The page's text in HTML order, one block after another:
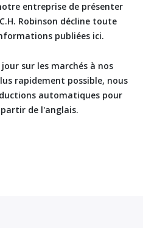
entreprise de présenter
Robinson décline toute
publiées ici.
sur les marchés à nos
rapidement possible, nous
automatiques pour
de l'anglais.